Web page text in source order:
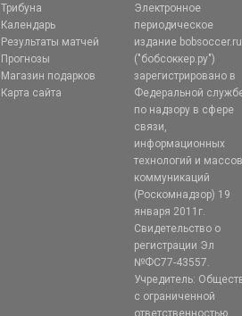
Трибуна
Календарь
Результаты матчей
Прогнозы
Магазин подарков
Карта сайта
Электронное
периодическое
издание bobsoccer.ru
("бобсоккер.ру")
зарегистрировано в
Федеральной
по надзору в сфере
связи,
информационных
технологий и
коммуникаций
(Роскомнадзор) 19
января 2011г.
Свидетельство о
регистрации Эл
№ФС77-43557.
Учредитель:
с ограниченной
ответственностью